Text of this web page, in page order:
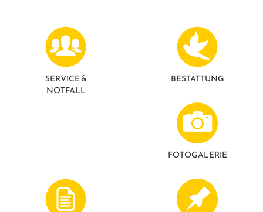
SERVICE &
NOTFALL
BESTATTUNG
FOTO­GALERIE